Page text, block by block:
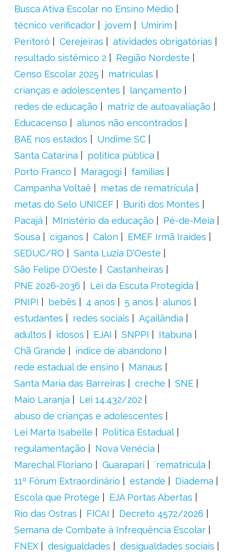
Busca Ativa Escolar no Ensino Médio
técnico verificador
jovem
Umirim
Peritoró
Cerejeiras
atividades obrigatórias
resultado sistêmico 2
Região Nordeste
Censo Escolar 2025
matrículas
crianças e adolescentes
lançamento
redes de educação
matriz de autoavaliação
Educacenso
alunos não encontrados
BAE nos estados
Undime SC
Santa Catarina
política pública
Porto Franco
Maragogi
famílias
Campanha Voltaê
metas de rematrícula
metas do Selo UNICEF
Buriti dos Montes
Pacajá
MInistério da educação
Pé-de-Meia
Sousa
ciganos Calon
EMEF Irmã Iraídes
SEDUC/RO
Santa Luzia D'Oeste
São Felipe D'Oeste
Castanheiras
PNE 2026-2036
Lei da Escuta Protegida
PNIPI
bebês 4 anos 5 anos
alunos
estudantes
redes sociais
Açailândia
adultos
idosos EJAI SNPPI
Itabuna
Chã Grande
índice de abandono
rede estadual de ensino
Manaus
Santa Maria das Barreiras
creche
SNE
Maio Laranja
Lei 14.432/202
abuso de crianças e adolescentes
Lei Marta Isabelle
Política Estadual
regulamentação
Nova Venécia
Marechal Floriano
Guarapari
´rematrícula
11º Fórum Extraordinário
estande
Diadema
Escola que Protege
EJA Portas Abertas
Rio das Ostras
FICAI
Decreto 4572/2026
Semana de Combate à Infrequência Escolar
FNEX
desigualdades
desigualdades sociais